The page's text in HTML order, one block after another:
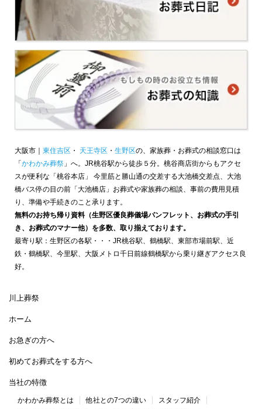
大阪市｜ 東住吉区 ・ 天王寺区 ・ 生野区の、家族葬・お葬式の相談窓口は
「かわかみ葬祭 」へ。JR桃谷駅から徒歩５分。桃谷商店街からもアクセ
スが便利な「桃谷本店」 今里筋と勝山通の交差する大池橋交差点、大池
橋バス停の目の前「大池橋店」お葬式や家族葬の相談、事前の費用見積
り、準備や手続きのこと承ります。
無料のお持ち帰り資料（生野区優良葬儀場パンフレット、お葬式の手引
き、お葬式のマナー他）を多数、取り揃えております。
最寄り駅：生野区の各駅・・・JR桃谷駅、鶴橋駅、東部市場前駅、近
鉄・鶴橋駅、今里駅、大阪メトロ千日前線鶴橋駅から乗り継ぎアクセス良
好。
川上葬祭
ホーム
お急ぎの方へ
初めてお葬式をする方へ
当社の特徴
かわかみ葬祭とは 他社との7つの違い
スタッフ紹介